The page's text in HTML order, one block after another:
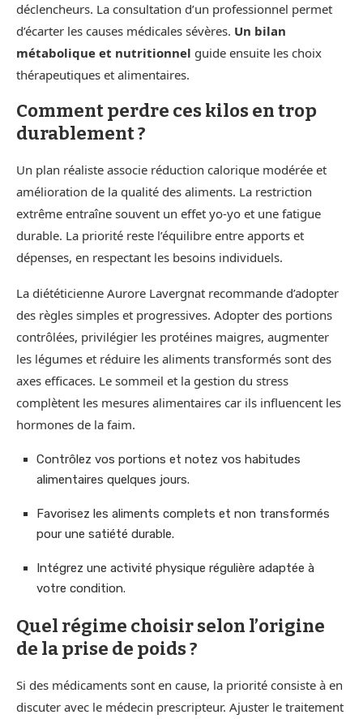
déclencheurs. La consultation d’un professionnel permet
d’écarter les causes médicales sévères. Un bilan
métabolique et nutritionnel guide ensuite les choix
thérapeutiques et alimentaires.
Comment perdre ces kilos en trop
durablement ?
Un plan réaliste associe réduction calorique modérée et
amélioration de la qualité des aliments. La restriction
extrême entraîne souvent un effet yo-yo et une fatigue
durable. La priorité reste l’équilibre entre apports et
dépenses, en respectant les besoins individuels.
La diététicienne Aurore Lavergnat recommande d’adopter
des règles simples et progressives. Adopter des portions
contrôlées, privilégier les protéines maigres, augmenter
les légumes et réduire les aliments transformés sont des
axes efficaces. Le sommeil et la gestion du stress
complètent les mesures alimentaires car ils influencent les
hormones de la faim.
Contrôlez vos portions et notez vos habitudes
alimentaires quelques jours.
Favorisez les aliments complets et non transformés
pour une satiété durable.
Intégrez une activité physique régulière adaptée à
votre condition.
Quel régime choisir selon l’origine
de la prise de poids ?
Si des médicaments sont en cause, la priorité consiste à en
discuter avec le médecin prescripteur. Ajuster le traitement